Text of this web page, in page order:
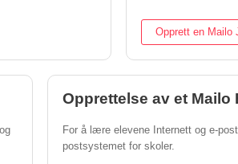
Opprett en Mailo
Opprettelse av et Mailo
For å lære elevene Internett og e-
postsystemet for skoler.